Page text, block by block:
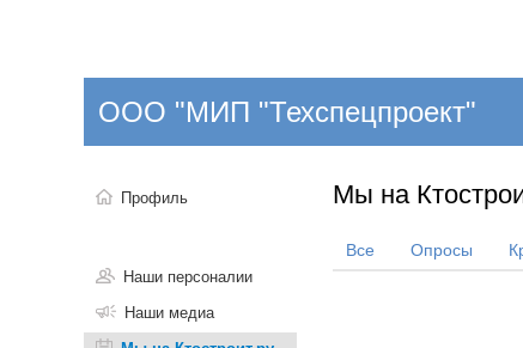
Поиск
НОВОСТИ СТАТЬИ КОМПАНИИ
ООО "МИП "Техспецпроект"
Профиль
Наши персоналии
Наши медиа
Мы на
Все Опросы